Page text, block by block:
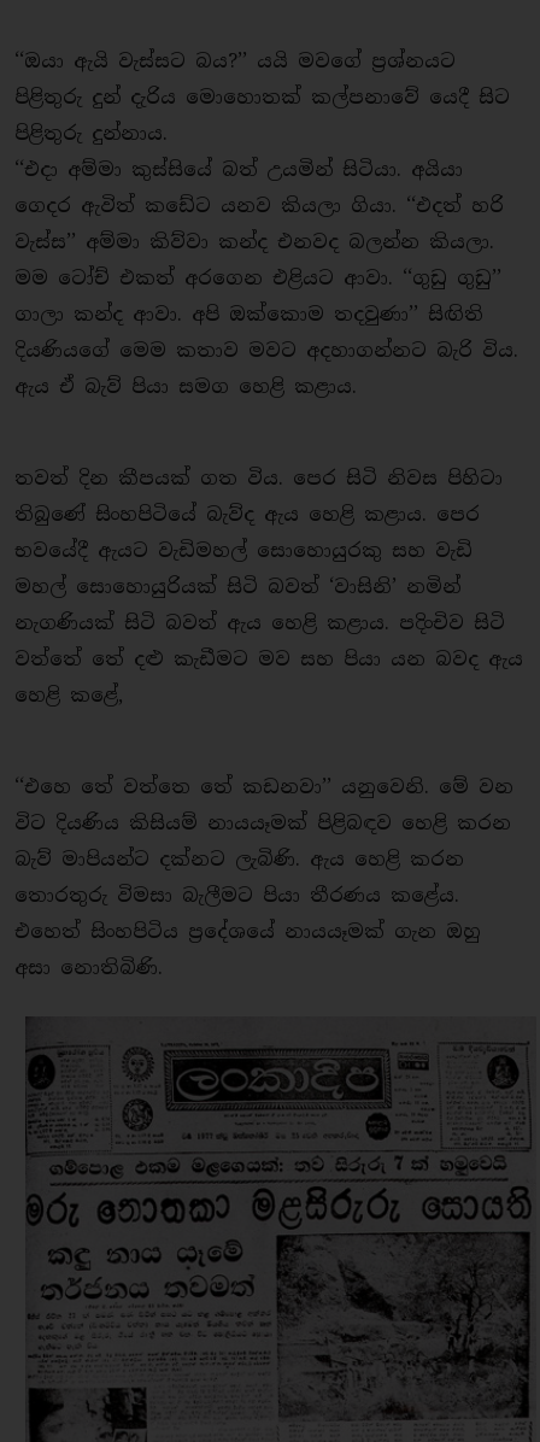
‘‘ඔයා ඇයි වැස්සට බය?’’ යයි මවගේ ප්‍රශ්නයට
පිළිතුරු දුන් දැරිය මොහොතක් කල්පනාවේ යෙදී සිට
පිළිතුරු දුන්නාය.
‘‘එදා අම්මා කුස්සියේ බත් උයමින් සිටියා. අයියා
ගෙදර ඇවිත් ක​ඩේට යනව කියලා ගියා. ‘‘එදත් හරි
වැස්ස’’ අම්මා කිව්වා කන්ද එනවද බලන්න කියලා.
මම ටෝච් එකත් අරගෙන එළියට ආවා. ‘‘ගුඩු ගුඩු’’
ගාලා කන්ද ආවා. අපි ඔක්කොම තදවුණා’’ සිඟිති
දියණියගේ මෙම කතාව මවට අදහාගන්නට බැරි විය.
ඇය ඒ බැව් පියා සමග හෙළි කළාය.
තවත් දින කීපයක් ගත විය. පෙර සිටි නිවස පිහිටා
තිබුණේ සිංහපිටියේ බැව්ද ඇය හෙළි කළාය. පෙර
භවයේදී ඇයට වැඩිමහල් සොහොයුරකු සහ වැඩි
මහල් සොහොයුරියක් සිටි බවත් ‘වාසිනි’ නමින්
නැගණියක් සිටි බවත් ඇය හෙළි කළාය. පදිංචිව සිටි
වත්තේ තේ දළු කැඩීමට මව සහ පියා යන බවද ඇය
හෙළි කළේ,
‘‘එහෙ තේ වත්තෙ තේ කඩනවා’’ යනුවෙනි. මේ වන
විට දියණිය කිසියම් නායයෑමක් පිළිබඳව හෙළි කරන
බැව් මාපියන්ට දක්නට ලැබිණි. ඇය හෙළි කරන
තොරතුරු විමසා බැලීමට පියා තීරණය කළේය.
එහෙත් සිංහපිටිය ප්‍රදේශයේ නායයෑමක් ගැන ඔහු
අසා නොතිබිණි.